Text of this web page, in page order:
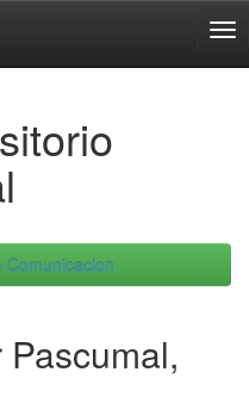
Comunicacion